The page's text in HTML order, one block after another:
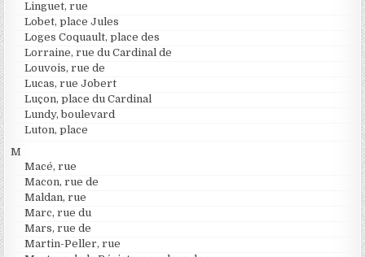
Linguet, rue
Lobet, place Jules
Loges Coquault, place des
Lorraine, rue du Cardinal de
Louvois, rue de
Lucas, rue Jobert
Luçon, place du Cardinal
Lundy, boulevard
Luton, place
M
Macé, rue
Macon, rue de
Maldan, rue
Marc, rue du
Mars, rue de
Martin-Peller, rue